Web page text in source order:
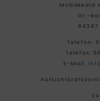
MobiMedia
Dr.-
Telefon:
Telefax:
E-Mail: